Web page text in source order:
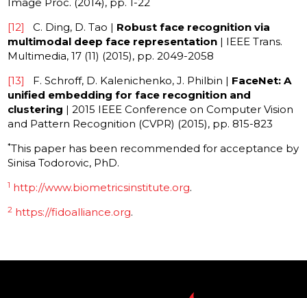
[12]
C. Ding, D. Tao | Robust face recognition via
multimodal deep face representation | IEEE Trans.
Multimedia, 17 (11) (2015), pp. 2049-2058
[13]
F. Schroff, D. Kalenichenko, J. Philbin | FaceNet: A
unified embedding for face recognition and
clustering | 2015 IEEE Conference on Computer Vision
and Pattern Recognition (CVPR) (2015), pp. 815-823
*This paper has been recommended for acceptance by
Sinisa Todorovic, PhD.
1 http://www.biometricsinstitute.org.
2 https://fidoalliance.org.